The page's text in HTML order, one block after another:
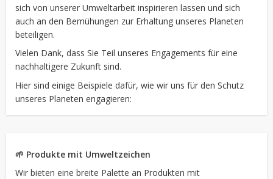
sich von unserer Umweltarbeit inspirieren lassen und sich
auch an den Bemühungen zur Erhaltung unseres Planeten
beteiligen.
Vielen Dank, dass Sie Teil unseres Engagements für eine
nachhaltigere Zukunft sind.
Hier sind einige Beispiele dafür, wie wir uns für den Schutz
unseres Planeten engagieren:
🌱 Produkte mit Umweltzeichen
Wir bieten eine breite Palette an Produkten mit